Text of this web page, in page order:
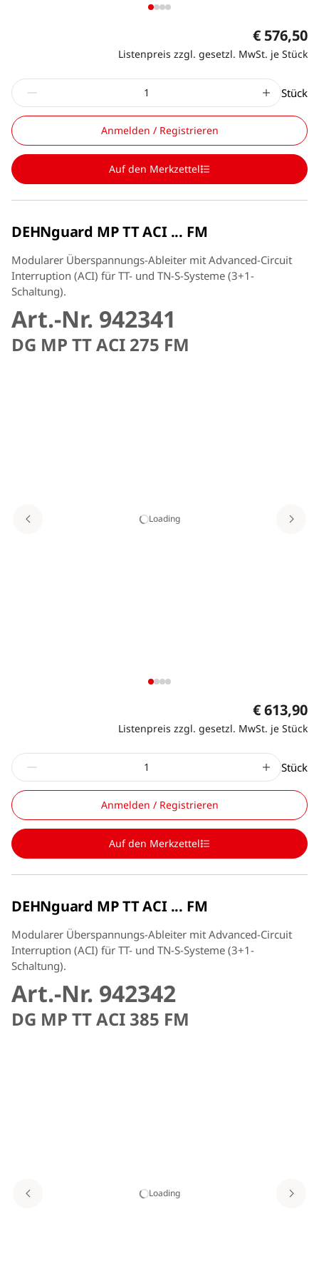
€ 576,50
Listenpreis zzgl. gesetzl. MwSt. je Stück
Stück
Anmelden / Registrieren
Auf den Merkzettel
DEHNguard MP TT ACI ... FM
Modularer Überspannungs-Ableiter mit Advanced-Circuit
Interruption (ACI) für TT- und TN-S-Systeme (3+1-
Schaltung).
Art.-Nr. 942341
DG MP TT ACI 275 FM
Loading
€ 613,90
Listenpreis zzgl. gesetzl. MwSt. je Stück
Stück
Anmelden / Registrieren
Auf den Merkzettel
DEHNguard MP TT ACI ... FM
Modularer Überspannungs-Ableiter mit Advanced-Circuit
Interruption (ACI) für TT- und TN-S-Systeme (3+1-
Schaltung).
Art.-Nr. 942342
DG MP TT ACI 385 FM
Loading